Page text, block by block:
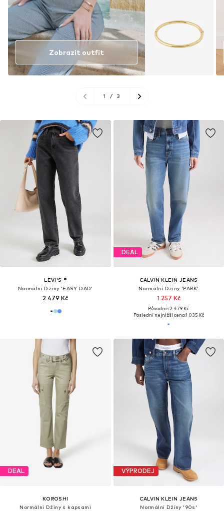
LEVI'S ®
Normální Džíny 'EASY DAD'
2 479 Kč
DEAL
CALVIN KLEIN JEANS
Normální Džíny 'PARK'
1 257 Kč
Původně: 2 479 Kč
Poslední nejnižší cena:1 035 Kč
Zobrazit outfit
1 / 3
DEAL
KOROSHI
Normální Džíny s kapsami
VÝPRODEJ
CALVIN KLEIN JEANS
Normální Džíny '90s'